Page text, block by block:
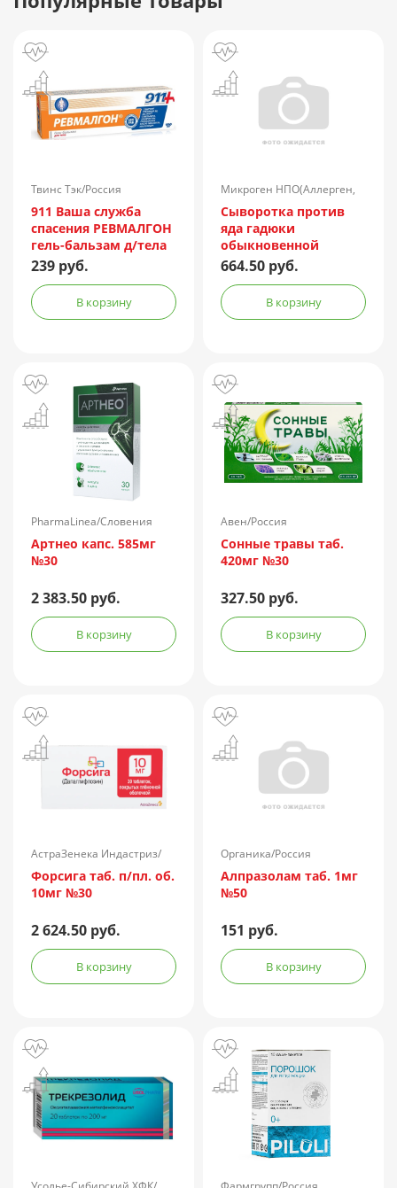
Твинс Тэк/Россия
911 Ваша служба
спасения РЕВМАЛГОН
гель-бальзам д/тела
100мл
239 руб.
В корзину
Микроген НПО(Аллерген,
г.Ставрополь)/Россия
Сыворотка против
яда гадюки
обыкновенной
лошадиная
очищенная
концентрированная
жидкая амп.(р-р д/
664.50 руб.
В корзину
PharmaLinea/Словения
Артнео капс. 585мг
№30
2 383.50 руб.
В корзину
Авен/Россия
Сонные травы таб.
420мг №30
327.50 руб.
В корзину
АстраЗенека Индастриз/
Россия
Форсига таб. п/пл. об.
10мг №30
2 624.50 руб.
В корзину
Органика/Россия
Алпразолам таб. 1мг
№50
151 руб.
В корзину